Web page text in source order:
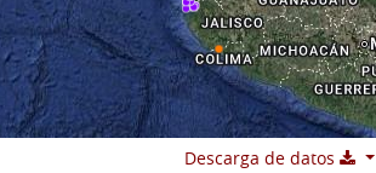
Descarga de datos